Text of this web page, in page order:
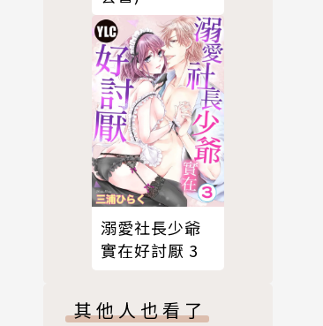
溺愛社長少爺
實在好討厭 3
其他人也看了